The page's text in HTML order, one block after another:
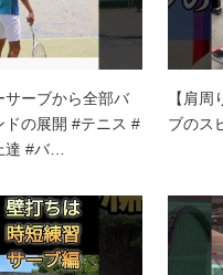
サーブから全部バ
ドの展開 #テニス #
達 #バ…
【肩
ブのス